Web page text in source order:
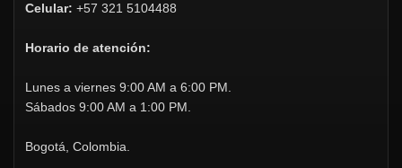
Celular: +57 321 5104488
Horario de atención:
Lunes a viernes 9:00 AM a 6:00 PM.
Sábados 9:00 AM a 1:00 PM.
Bogotá, Colombia.